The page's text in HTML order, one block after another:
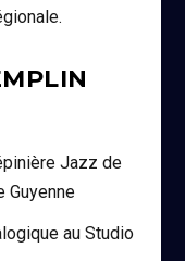
Jazz de
Guyenne
au Studio